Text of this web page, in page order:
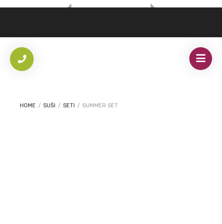
HOME / SUŠI / SETI / SUMMER SET